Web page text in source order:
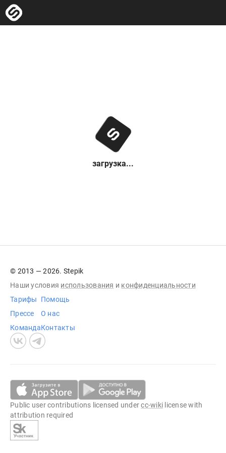
загрузка...
© 2013 — 2026. Stepik
Наши условия использования и конфиденциальности
Тарифы
Прессе
Команда
Помощь
О нас
Контакты
Public user contributions licensed undercc-wiki license with
attribution required